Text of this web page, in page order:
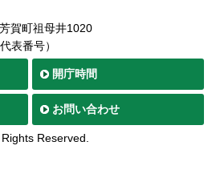
賀町祖母井1020
表番号）
開庁時間
お問い合わせ
Reserved.